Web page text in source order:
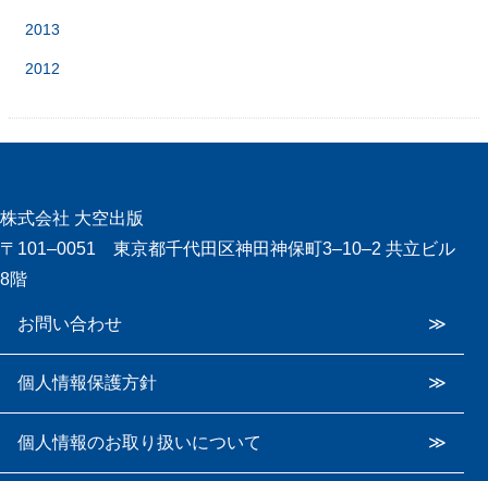
2013
2012
株式会社 大空出版
〒101‒0051 東京都千代田区神田神保町3‒10‒2 共立ビル
8階
お問い合わせ
個人情報保護方針
個人情報のお取り扱いについて